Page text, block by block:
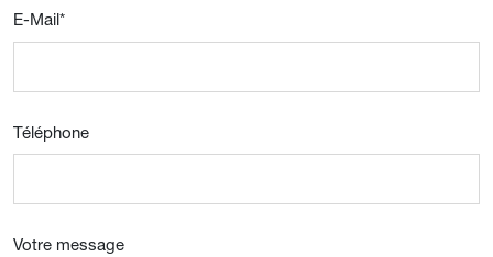
E-Mail*
Téléphone
Votre message